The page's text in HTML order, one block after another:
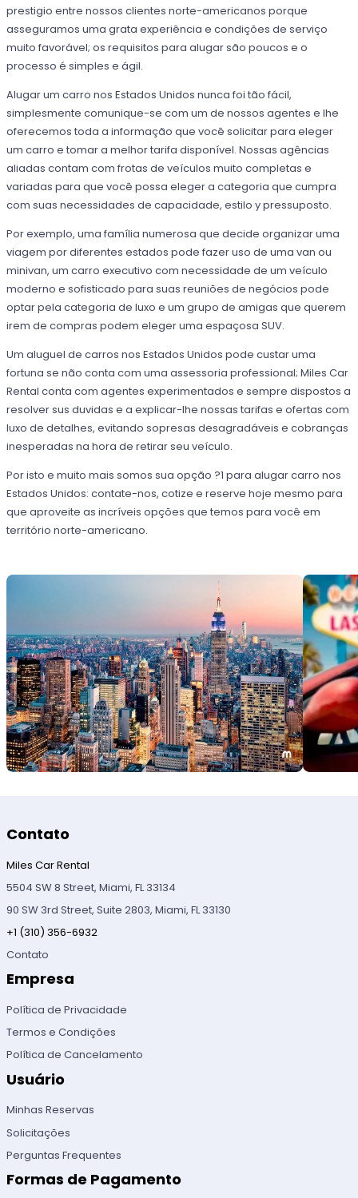
prestigio entre nossos clientes norte-americanos porque
asseguramos uma grata experiência e condições de serviço
muito favorável; os requisitos para alugar são poucos e o
processo é simples e ágil.
Alugar um carro nos Estados Unidos nunca foi tão fácil,
simplesmente comunique-se com um de nossos agentes e lhe
oferecemos toda a informação que você solicitar para eleger
um carro e tomar a melhor tarifa disponível. Nossas agências
aliadas contam com frotas de veículos muito completas e
variadas para que você possa eleger a categoria que cumpra
com suas necessidades de capacidade, estilo y pressuposto.
Por exemplo, uma família numerosa que decide organizar uma
viagem por diferentes estados pode fazer uso de uma van ou
minivan, um carro executivo com necessidade de um veículo
moderno e sofisticado para suas reuniões de negócios pode
optar pela categoria de luxo e um grupo de amigas que querem
irem de compras podem eleger uma espaçosa SUV.
Um aluguel de carros nos Estados Unidos pode custar uma
fortuna se não conta com uma assessoria professional; Miles Car
Rental conta com agentes experimentados e sempre dispostos a
resolver sus duvidas e a explicar-lhe nossas tarifas e ofertas com
luxo de detalhes, evitando sopresas desagradáveis e cobranças
inesperadas na hora de retirar seu veículo.
Por isto e muito mais somos sua opção ?1 para alugar carro nos
Estados Unidos: contate-nos, cotize e reserve hoje mesmo para
que aproveite as incríveis opções que temos para você em
território norte-americano.
Contato
Miles Car Rental
5504 SW 8 Street, Miami, FL 33134
90 SW 3rd Street, Suite 2803, Miami, FL 33130
+1 (310) 356-6932
Contato
Empresa
Política de Privacidade
Termos e Condições
Política de Cancelamento
Usuário
Minhas Reservas
Solicitações
Perguntas Frequentes
Formas de Pagamento